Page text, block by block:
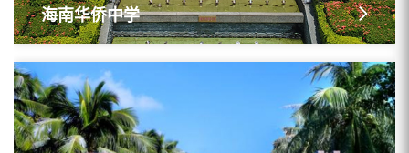
海南华侨中学